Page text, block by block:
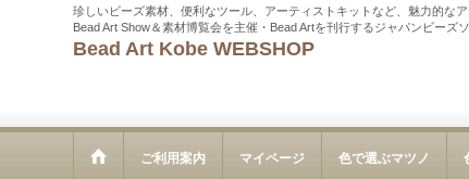
珍しいビーズ素材、便利なツール、アーティストキットなど、魅力的なア
Bead Art Show＆素材博覧会を主催・Bead Artを刊行するジャパンビーズ
Bead Art Kobe WEBSHOP
ご利用案内 マイページ 色で選ぶマツノ